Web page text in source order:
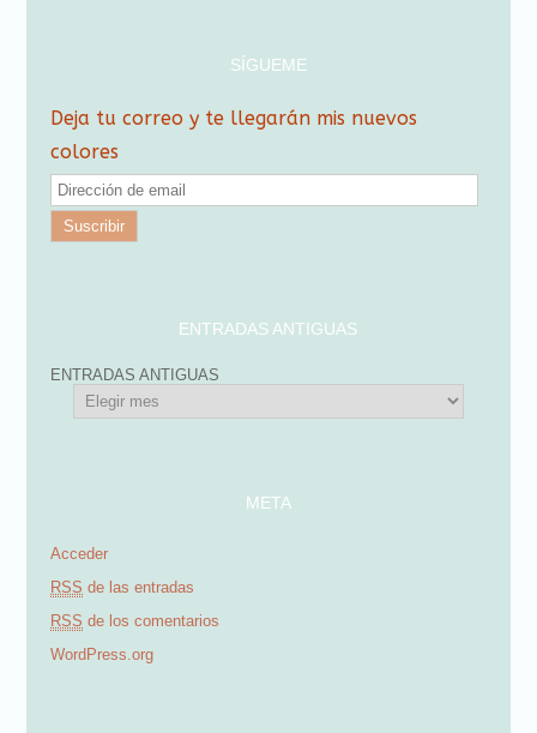
SÍGUEME
Deja tu correo y te llegarán mis nuevos
colores
D
e
m
a
i
ENTRADAS ANTIGUAS
ENTRADAS ANTIGUAS
META
Acceder
RSS de las entradas
RSS de los comentarios
WordPress.org